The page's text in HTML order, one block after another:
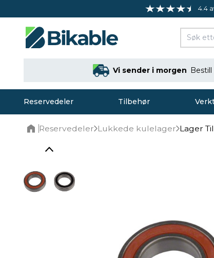
4.4
Vi sender i morgen
Reservedeler Tilbehør
Reservedeler Lukkede kulelager Lager